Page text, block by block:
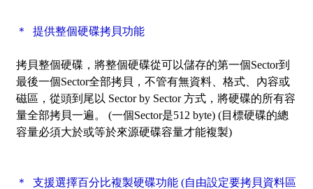
＊ 提供整個硬碟拷貝功能
拷貝整個硬碟，將整個硬碟從可以儲存的第一個Sector到
最後一個Sector全部拷貝，不管有無資料、格式、內容或
磁區，從頭到尾以 Sector by Sector 方式，將硬碟的所有容
量全部拷貝一遍。 (一個Sector是512 byte) (目標硬碟的總
容量必須大於或等於來源硬碟容量才能複製)
＊ 支援選擇百分比複製硬碟功能 (自由設定要拷貝資料區